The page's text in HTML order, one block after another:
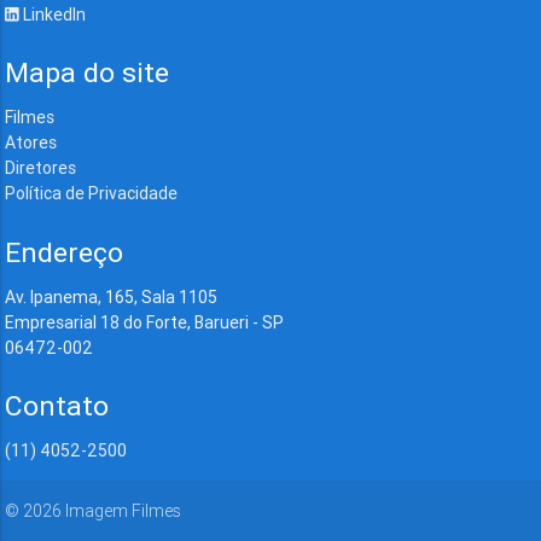
LinkedIn
Mapa do site
Filmes
Atores
Diretores
Política de Privacidade
Endereço
Av. Ipanema, 165, Sala 1105
Empresarial 18 do Forte, Barueri - SP
06472-002
Contato
(11) 4052-2500
© 2026 Imagem Filmes